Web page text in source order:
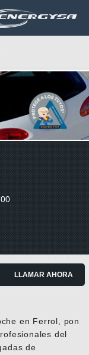
LLAMAR AHORA
en Ferrol, pon
del
de